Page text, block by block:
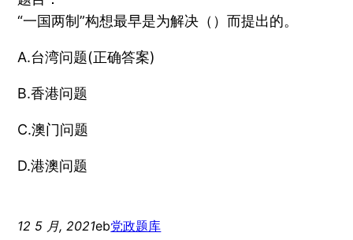
“一国两制”构想最早是为解决（）而提出的。
A.台湾问题(正确答案)
B.香港问题
C.澳门问题
D.港澳问题
12 5 月, 2021eb党政题库